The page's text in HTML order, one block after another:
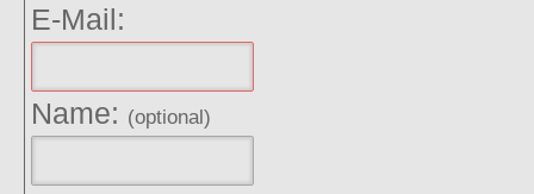
E-Mail:
Name: (optional)